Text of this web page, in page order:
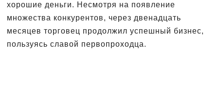
хорошие деньги. Несмотря на появление
множества конкурентов, через двенадцать
месяцев торговец продолжил успешный бизнес,
пользуясь славой первопроходца.